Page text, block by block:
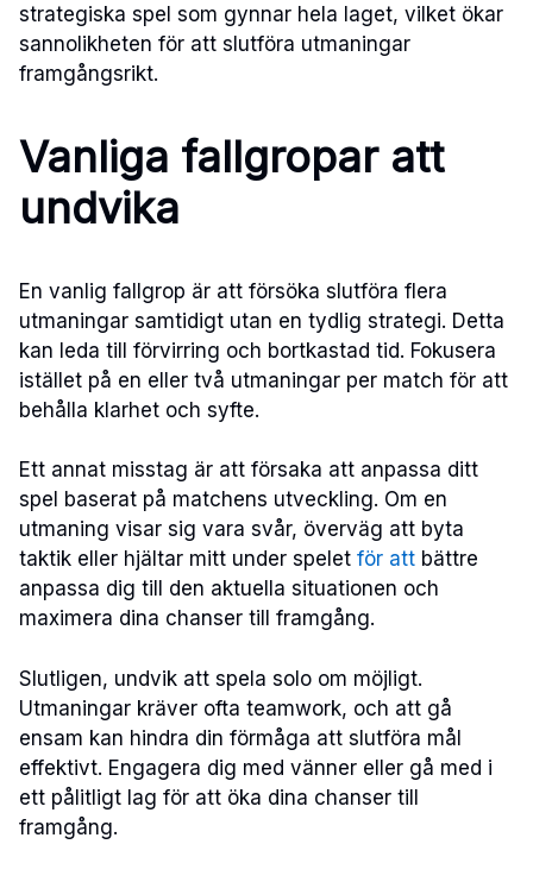
strategiska spel som gynnar hela laget, vilket ökar
sannolikheten för att slutföra utmaningar
framgångsrikt.
Vanliga fallgropar att
undvika
En vanlig fallgrop är att försöka slutföra flera
utmaningar samtidigt utan en tydlig strategi. Detta
kan leda till förvirring och bortkastad tid. Fokusera
istället på en eller två utmaningar per match för att
behålla klarhet och syfte.
Ett annat misstag är att försaka att anpassa ditt
spel baserat på matchens utveckling. Om en
utmaning visar sig vara svår, överväg att byta
taktik eller hjältar mitt under spelet för att bättre
anpassa dig till den aktuella situationen och
maximera dina chanser till framgång.
Slutligen, undvik att spela solo om möjligt.
Utmaningar kräver ofta teamwork, och att gå
ensam kan hindra din förmåga att slutföra mål
effektivt. Engagera dig med vänner eller gå med i
ett pålitligt lag för att öka dina chanser till
framgång.